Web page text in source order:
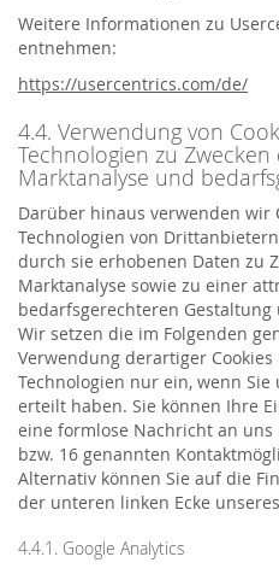
Weitere Informationen zu
entnehmen:
https://usercentrics.com/de/
4.4. Verwendung von
Technologien zu
Marktanalyse und
Darüber hinaus verwenden wir
Technologien von
durch sie erhobenen Daten zu
Marktanalyse sowie zu einer
bedarfsgerechteren Gestaltung
Wir setzen die im Folgenden
Verwendung derartiger
Technologien nur ein, wenn
erteilt haben. Sie können Ihre
eine formlose Nachricht an
bzw. 16 genannten
Alternativ können Sie auf die
der unteren linken Ecke
4.4.1. Google Analytics